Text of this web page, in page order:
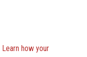
Learn how your